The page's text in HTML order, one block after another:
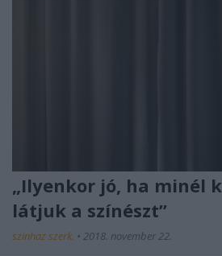
„Ilyenkor jó, ha minél
látjuk a színészt”
szinhaz szerk. • 2018. november 22.